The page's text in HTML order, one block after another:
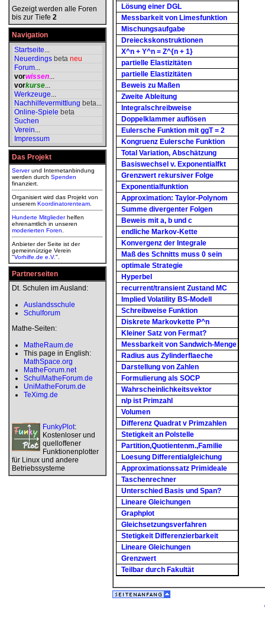
Gezeigt werden alle Foren
bis zur Tiefe 2
Navigation
Startseite...
Neuerdings beta neu
Forum...
vorwissen...
vorkurse...
Werkzeuge...
Nachhilfevermittlung beta...
Online-Spiele beta
Suchen
Verein...
Impressum
Das Projekt
Serverund Internetanbindung
werden durch Spenden
finanziert.
Organisiert wird das Projekt von
unserem Koordinatorenteam
Hunderte Mitgliederhelfen
ehrenamtlich in unseren
moderierten Foren
Anbieter der Seite ist der
gemeinnützige Verein
"Vorhilfe.de e.V.".
Partnerseiten
Dt. Schulen im Ausland:
Auslandsschule
Schulforum
Mathe-Seiten:
MatheRaum.de
This page in English:
MathSpace.org
MatheForum.net
SchulMatheForum.de
UniMatheForum.de
TeXimg.de
FunkyPlot:
Kostenloser und
quelloffener
Funktionenplotter
für Linux und andere
Betriebssysteme
Lösung einer DGL
Messbarkeit von Limesfunktion
Mischungsaufgabe
Dreieckskonstruktionen
X^n + Y^n = Z^{n + 1}
partielle Elastizitäten
partielle Elastizitäten
Beweis zu Maßen
Zweite Ableitung
Integralschreibweise
Doppelklammer auflösen
Eulersche Funktion mit ggT = 2
Kongruenz Eulersche Funktion
Total Variation, Abschätzung
Basiswechsel v. Exponentialfkt
Grenzwert rekursiver Folge
Exponentialfunktion
Approximation: Taylor-Polynom
Summe divergenter Folgen
Beweis mit a, b und c
endliche Markov-Kette
Konvergenz der Integrale
Maß des Schnitts muss 0 sein
optimale Strategie
Hyperbel
recurrent/transient Zustand MC
Implied Volatility BS-Modell
Schreibweise Funktion
Diskrete Markovkette P^n
Kleiner Satz von Fermat?
Messbarkeit von Sandwich-Menge
Radius aus Zylinderflaeche
Darstellung von Zahlen
Formulierung als SOCP
Wahrscheinlichkeitsvektor
n/p ist Primzahl
Volumen
Differenz Quadrat v Primzahlen
Stetigkeit an Polstelle
Partition,Quotientenm.,Familie
Loesung Differentialgleichung
Approximationssatz Primideale
Taschenrechner
Unterschied Basis und Span?
Lineare Gleichungen
Graphplot
Gleichsetzungsverfahren
Stetigkeit Differenzierbarkeit
Lineare Gleichungen
Grenzwert
Teilbar durch Fakultät